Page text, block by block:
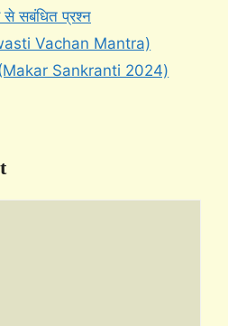
से सबंधित प्रश्न
Vachan Mantra)
Sankranti 2024)